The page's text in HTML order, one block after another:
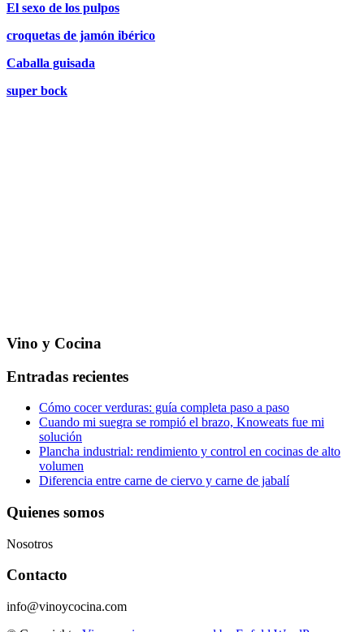
El sexo de los pulpos
croquetas de jamón ibérico
Caballa guisada
super bock
Vino y Cocina
Entradas recientes
Cómo cocer verduras: guía completa paso a paso
Cuando mi suegra se rompió el brazo, Knoweats fue mi
solución
Plancha industrial: rendimiento y control en cocinas de alto
volumen
Diferencia entre carne de ciervo y carne de jabalí
Quienes somos
Nosotros
Contacto
info@vinoycocina.com